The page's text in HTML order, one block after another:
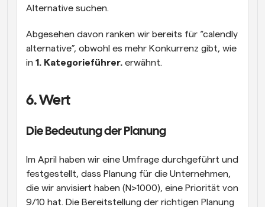
Alternative suchen.
Abgesehen davon ranken wir bereits für “calendly
alternative”, obwohl es mehr Konkurrenz gibt, wie
in 1. Kategorieführer. erwähnt.
6. Wert
Die Bedeutung der Planung
Im April haben wir eine Umfrage durchgeführt und
festgestellt, dass Planung für die Unternehmen,
die wir anvisiert haben (N>1000), eine Priorität von
9/10 hat. Die Bereitstellung der richtigen Planung